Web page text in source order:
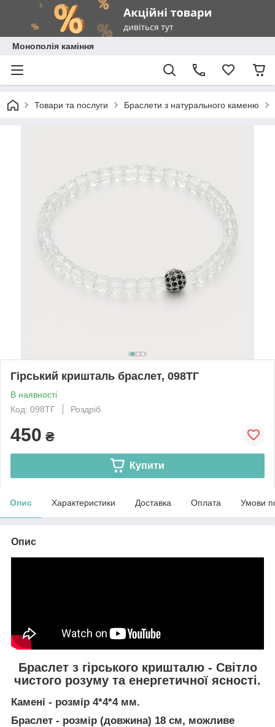
Монополія каміння
Товари та послуги Браслети з натурального каменю
Гірський кришталь браслет, 098ТГ
В наявності
Код: 098ТГ
Роздріб
450 ₴
Купити
Опис Характеристики Доставка Оплата Умови
Опис
Браслет з гірського кришталю - Світло
чистого розуму та енергетичної ясності.
Камені - розмір 4*4*4 мм.
Браслет - розмір (довжина) 18 см, можливе